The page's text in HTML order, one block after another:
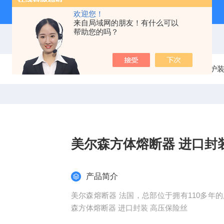
欢迎您！
来自局域网的朋友！有什么可以
帮助您的吗？
当前位置：首页 产品中心 电气保护
美尔森方体熔
产品简介
美尔森熔断器 法国，总部位于拥有110多年
森方体熔断器 进口封装 高压保险丝